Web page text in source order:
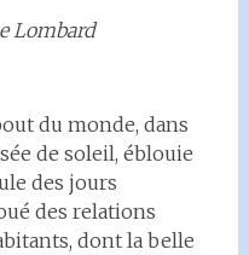
Lombard
du monde, dans
de soleil, éblouie
des jours
des relations
dont la belle